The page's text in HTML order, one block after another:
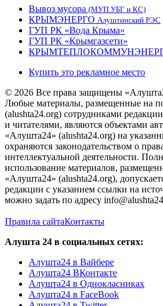
Вывоз мусора (МУП УБГ и КС)
КРЫМЭНЕРГО Алуштинский РЭС
ГУП РК «Вода Крыма»
ГУП РК «Крымгазсети»
Купить это рекламное место
© 2026 Все права защищены
Любые материалы, размещенные на
(alushta24.org) сотрудниками
и читателями, являются объектами
«Алушта24» (alushta24.org) на
охраняются законодательством о
интеллектуальной деятельности.
использование материалов,
«Алушта24» (alushta24.org),
редакции с указанием ссылки на
можно задать по адресу
Правила сайтаКонтакты
Алушта 24 в социальных сетях:
Алушта24 в Вайбере
Алушта24 ВКонтакте
Алушта24 в Однокласниках
Алушта24 в FaceBook